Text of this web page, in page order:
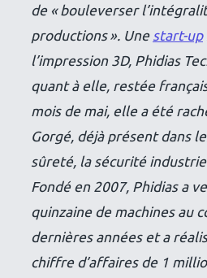
de « bouleverser
productions ». Unestart-up
l’impression 3D, Phidias
quant à elle, restée
mois de mai, elle a été
Gorgé, déjà présent dans
sûreté, la sécurité
Fondé en 2007, Phidias a
quinzaine de machines au
dernières années et a
chiffre d’affaires de 1